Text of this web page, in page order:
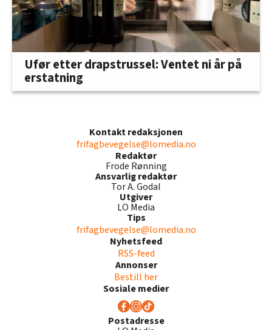
Ufør etter drapstrussel: Ventet ni år på
erstatning
Kontakt redaksjonen
frifagbevegelse@lomedia.no
Redaktør
Frode Rønning
Ansvarlig redaktør
Tor A. Godal
Utgiver
LO Media
Tips
frifagbevegelse@lomedia.no
Nyhetsfeed
RSS-feed
Annonser
Bestill her
Sosiale medier
Postadresse